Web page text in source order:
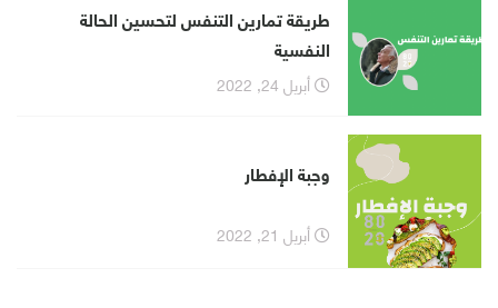
طريقة تمارين التنفس لتحسين الحالة
النفسية
أبريل 24, 2022
وجبة الإفطار
أبريل 21, 2022